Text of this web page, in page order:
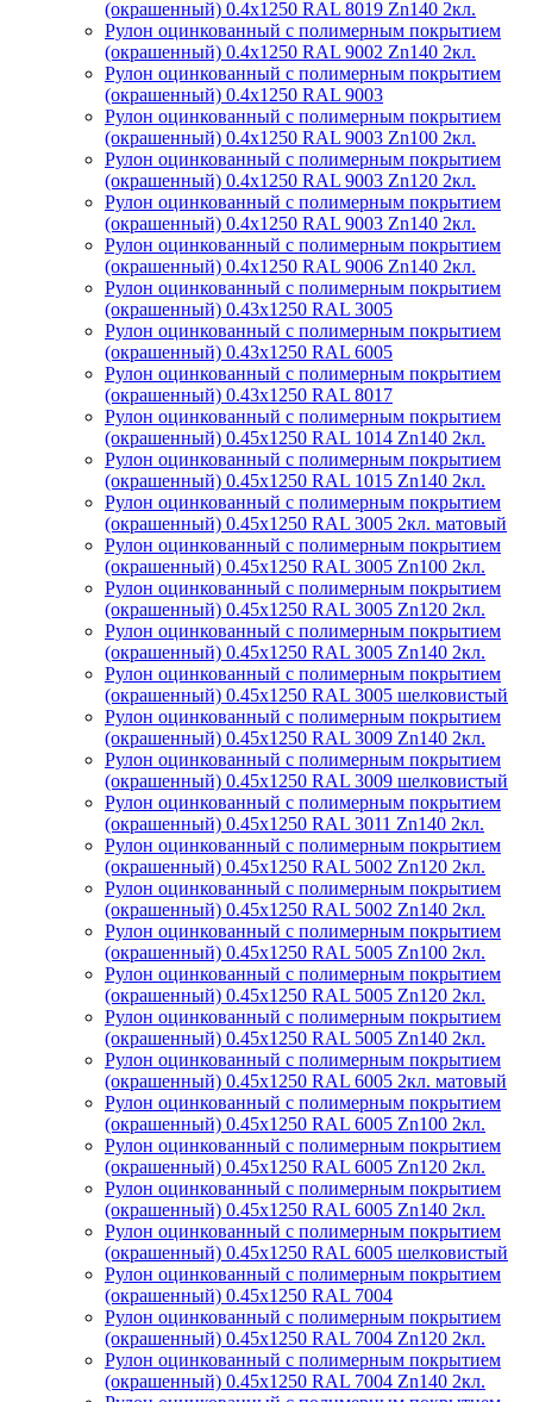
(окрашенный) 0.4x1250 RAL 8019 Zn140 2кл.
Рулон оцинкованный с полимерным покрытием
(окрашенный) 0.4x1250 RAL 9002 Zn140 2кл.
Рулон оцинкованный с полимерным покрытием
(окрашенный) 0.4x1250 RAL 9003
Рулон оцинкованный с полимерным покрытием
(окрашенный) 0.4x1250 RAL 9003 Zn100 2кл.
Рулон оцинкованный с полимерным покрытием
(окрашенный) 0.4x1250 RAL 9003 Zn120 2кл.
Рулон оцинкованный с полимерным покрытием
(окрашенный) 0.4x1250 RAL 9003 Zn140 2кл.
Рулон оцинкованный с полимерным покрытием
(окрашенный) 0.4x1250 RAL 9006 Zn140 2кл.
Рулон оцинкованный с полимерным покрытием
(окрашенный) 0.43x1250 RAL 3005
Рулон оцинкованный с полимерным покрытием
(окрашенный) 0.43x1250 RAL 6005
Рулон оцинкованный с полимерным покрытием
(окрашенный) 0.43x1250 RAL 8017
Рулон оцинкованный с полимерным покрытием
(окрашенный) 0.45x1250 RAL 1014 Zn140 2кл.
Рулон оцинкованный с полимерным покрытием
(окрашенный) 0.45x1250 RAL 1015 Zn140 2кл.
Рулон оцинкованный с полимерным покрытием
(окрашенный) 0.45x1250 RAL 3005 2кл. матовый
Рулон оцинкованный с полимерным покрытием
(окрашенный) 0.45x1250 RAL 3005 Zn100 2кл.
Рулон оцинкованный с полимерным покрытием
(окрашенный) 0.45x1250 RAL 3005 Zn120 2кл.
Рулон оцинкованный с полимерным покрытием
(окрашенный) 0.45x1250 RAL 3005 Zn140 2кл.
Рулон оцинкованный с полимерным покрытием
(окрашенный) 0.45x1250 RAL 3005 шелковистый
Рулон оцинкованный с полимерным покрытием
(окрашенный) 0.45x1250 RAL 3009 Zn140 2кл.
Рулон оцинкованный с полимерным покрытием
(окрашенный) 0.45x1250 RAL 3009 шелковистый
Рулон оцинкованный с полимерным покрытием
(окрашенный) 0.45x1250 RAL 3011 Zn140 2кл.
Рулон оцинкованный с полимерным покрытием
(окрашенный) 0.45x1250 RAL 5002 Zn120 2кл.
Рулон оцинкованный с полимерным покрытием
(окрашенный) 0.45x1250 RAL 5002 Zn140 2кл.
Рулон оцинкованный с полимерным покрытием
(окрашенный) 0.45x1250 RAL 5005 Zn100 2кл.
Рулон оцинкованный с полимерным покрытием
(окрашенный) 0.45x1250 RAL 5005 Zn120 2кл.
Рулон оцинкованный с полимерным покрытием
(окрашенный) 0.45x1250 RAL 5005 Zn140 2кл.
Рулон оцинкованный с полимерным покрытием
(окрашенный) 0.45x1250 RAL 6005 2кл. матовый
Рулон оцинкованный с полимерным покрытием
(окрашенный) 0.45x1250 RAL 6005 Zn100 2кл.
Рулон оцинкованный с полимерным покрытием
(окрашенный) 0.45x1250 RAL 6005 Zn120 2кл.
Рулон оцинкованный с полимерным покрытием
(окрашенный) 0.45x1250 RAL 6005 Zn140 2кл.
Рулон оцинкованный с полимерным покрытием
(окрашенный) 0.45x1250 RAL 6005 шелковистый
Рулон оцинкованный с полимерным покрытием
(окрашенный) 0.45x1250 RAL 7004
Рулон оцинкованный с полимерным покрытием
(окрашенный) 0.45x1250 RAL 7004 Zn120 2кл.
Рулон оцинкованный с полимерным покрытием
(окрашенный) 0.45x1250 RAL 7004 Zn140 2кл.